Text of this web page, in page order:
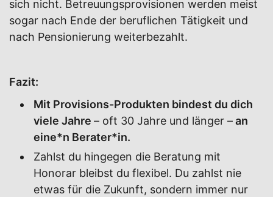
sich nicht. Betreuungsprovisionen werden meist
sogar nach Ende der beruflichen Tätigkeit und
nach Pensionierung weiterbezahlt.
Fazit:
Mit Provisions-Produkten bindest du dich
viele Jahre – oft 30 Jahre und länger –an
eine*n Berater*in.
Zahlst du hingegen die Beratung mit
Honorar bleibst du flexibel. Du zahlst nie
etwas für die Zukunft, sondern immer nur